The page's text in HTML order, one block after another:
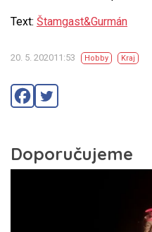
Text: Štamgast&Gurmán
20. 5. 202011:53 Hobby Kraj